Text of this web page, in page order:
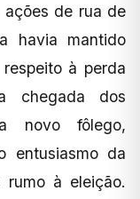
de rua de
havia mantido
à perda
chegada dos
novo fôlego,
entusiasmo da
rumo à eleição.